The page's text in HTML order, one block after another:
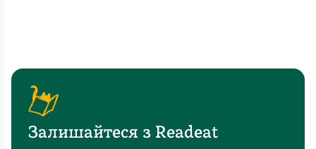
Залишайтеся з Readeat